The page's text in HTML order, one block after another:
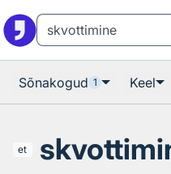
Sõnakogud 1 Keel
et